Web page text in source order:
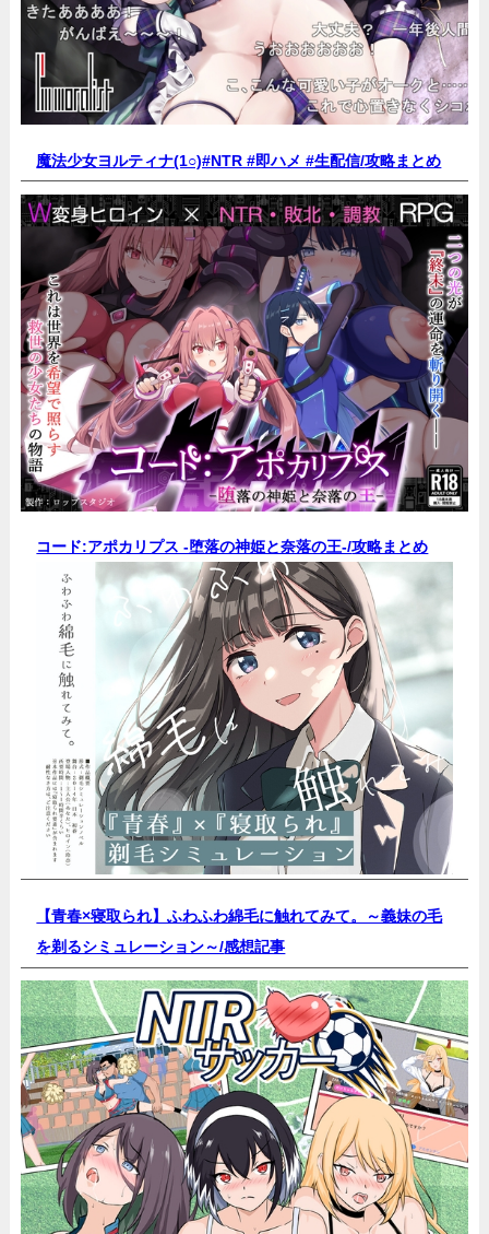
魔法少女ヨルティナ(1○)#NTR #即ハメ #生配信/攻略まとめ
コード:アポカリプス -堕落の神姫と奈落の王-/攻略まとめ
【青春×寝取られ】ふわふわ綿毛に触れてみて。～義妹の毛
を剃るシミュレーション～/感想記事